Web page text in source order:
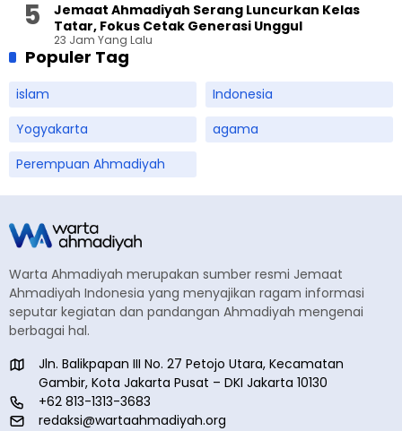
Jemaat Ahmadiyah Serang Luncurkan Kelas
Tatar, Fokus Cetak Generasi Unggul
23 Jam Yang Lalu
Populer Tag
islam
Indonesia
Yogyakarta
agama
Perempuan Ahmadiyah
Warta Ahmadiyah merupakan sumber resmi Jemaat
Ahmadiyah Indonesia yang menyajikan ragam informasi
seputar kegiatan dan pandangan Ahmadiyah mengenai
berbagai hal.
Jln. Balikpapan III No. 27 Petojo Utara, Kecamatan
Gambir, Kota Jakarta Pusat – DKI Jakarta 10130
+62 813-1313-3683
redaksi@wartaahmadiyah.org